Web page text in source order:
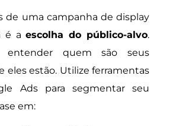
de uma campanha de display
é aescolha do público-alvo.
entender quem são seus
eles estão. Utilize ferramentas
Ads para segmentar seu
em: